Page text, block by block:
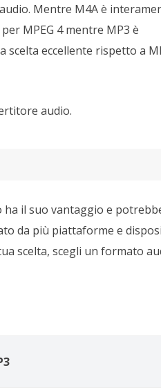
Mentre M4A è
MPEG 4 mentre MP3 è
scelta eccellente rispetto a
audio.
ha il suo vantaggio e
da più piattaforme e
scelta, scegli un formato